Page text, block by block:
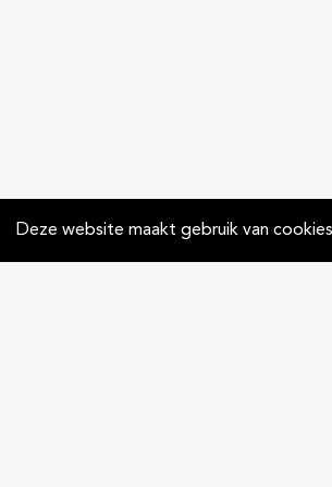
Deze website maakt gebruik van